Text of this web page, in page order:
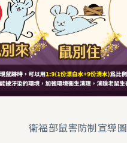
衛福部鼠害防制宣導圖